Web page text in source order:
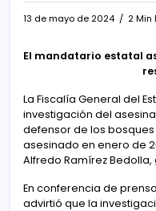
13 de mayo de 2024 2 Min
El mandatario estatal
La Fiscalía General del
investigación del
defensor de los
asesinado en enero de
Alfredo Ramírez
En conferencia de
advirtió que la